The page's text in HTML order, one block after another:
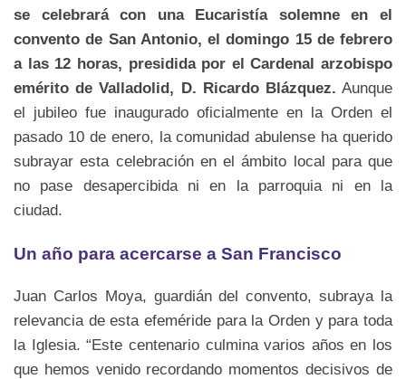
se celebrará con una Eucaristía solemne en el
convento de San Antonio, el domingo 15 de febrero
a las 12 horas, presidida por el Cardenal arzobispo
emérito de Valladolid, D. Ricardo Blázquez. Aunque
el jubileo fue inaugurado oficialmente en la Orden el
pasado 10 de enero, la comunidad abulense ha querido
subrayar esta celebración en el ámbito local para que
no pase desapercibida ni en la parroquia ni en la
ciudad.
Un año para acercarse a San Francisco
Juan Carlos Moya, guardián del convento, subraya la
relevancia de esta efeméride para la Orden y para toda
la Iglesia. “Este centenario culmina varios años en los
que hemos venido recordando momentos decisivos de